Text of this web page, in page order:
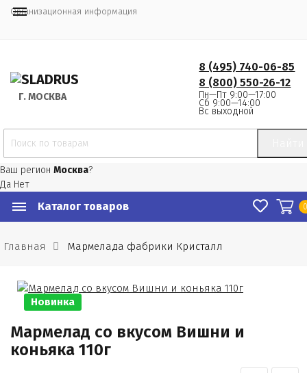
Организационная информация
Г. МОСКВА
8 (495) 740-06-85
8 (800) 550-26-12
Пн—Пт 9:00—17:00
Сб 9:00—14:00
Вс выходной
Ваш регион Москва?
Да Нет
Каталог товаров
Главная Мармелада фабрики Кристалл
Новинка
Мармелад со вкусом Вишни и
коньяка 110г